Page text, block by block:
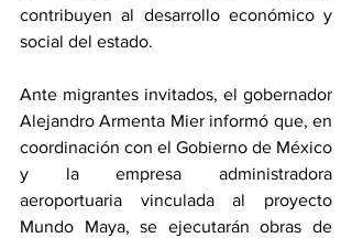
contribuyen al desarrollo económico y
social del estado.
Ante migrantes invitados, el gobernador
Alejandro Armenta Mier informó que, en
coordinación con el Gobierno de México
y la empresa administradora
aeroportuaria vinculada al proyecto
Mundo Maya, se ejecutarán obras de